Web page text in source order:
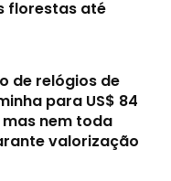
florestas até
de relógios de
para US$ 84
mas nem toda
valorização